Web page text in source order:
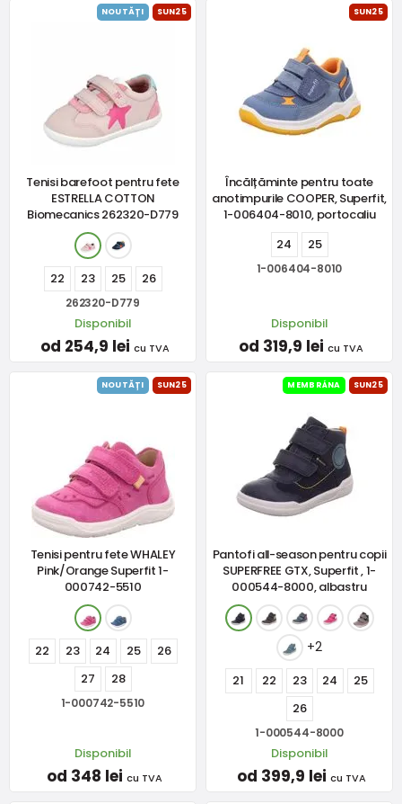
NOUTĂȚI SUN25
Tenisi barefoot pentru fete
ESTRELLA COTTON
Biomecanics 262320-D779
22 23 25 26
262320-D779
Disponibil
od 254,9 lei cu TVA
SUN25
Încălțăminte pentru toate
anotimpurile COOPER, Superfit,
1-006404-8010, portocaliu
24
25
1-006404-8010
Disponibil
od 319,9 lei cu TVA
NOUTĂȚI SUN25
Tenisi pentru fete WHALEY
Pink/Orange Superfit 1-
000742-5510
22 23 24 25
26
27
28
1-000742-5510
Disponibil
od 348 lei cu TVA
MEMBRÁNA SUN25
Pantofi all-season pentru copii
SUPERFREE GTX, Superfit , 1-
000544-8000, albastru
+2
21 22 23 24
25
26
1-000544-8000
Disponibil
od 399,9 lei cu TVA